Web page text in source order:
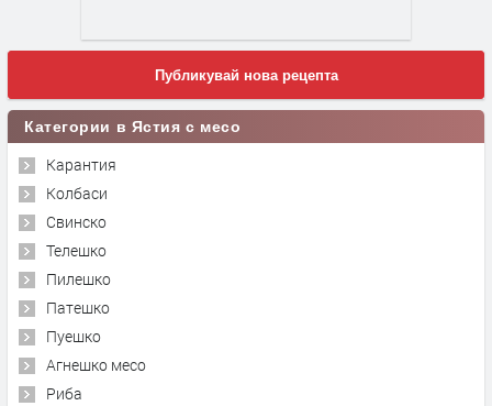
Публикувай нова рецепта
Категории в Ястия с месо
Карантия
Колбаси
Свинско
Телешко
Пилешко
Патешко
Пуешко
Агнешко месо
Риба